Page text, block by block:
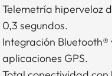
Telemetría hiperveloz
0,3 segundos.
Integración
aplicaciones GPS.